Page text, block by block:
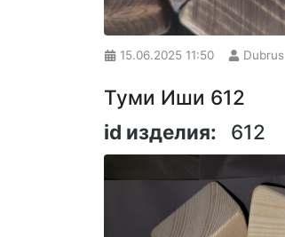
15.06.2025 11:50 Dubrus
Туми Иши 612
id изделия:
612